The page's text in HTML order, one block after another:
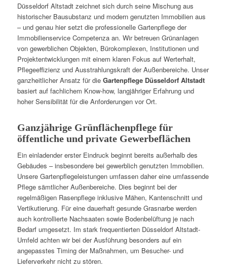
Düsseldorf Altstadt zeichnet sich durch seine Mischung aus
historischer Bausubstanz und modern genutzten Immobilien aus
– und genau hier setzt die professionelle Gartenpflege der
Immobilienservice Competenza an. Wir betreuen Grünanlagen
von gewerblichen Objekten, Bürokomplexen, Institutionen und
Projektentwicklungen mit einem klaren Fokus auf Werterhalt,
Pflegeeffizienz und Ausstrahlungskraft der Außenbereiche. Unser
ganzheitlicher Ansatz für die Gartenpflege Düsseldorf Altstadt
basiert auf fachlichem Know-how, langjähriger Erfahrung und
hoher Sensibilität für die Anforderungen vor Ort.
Ganzjährige Grünflächenpflege für
öffentliche und private Gewerbeflächen
Ein einladender erster Eindruck beginnt bereits außerhalb des
Gebäudes – insbesondere bei gewerblich genutzten Immobilien.
Unsere Gartenpflegeleistungen umfassen daher eine umfassende
Pflege sämtlicher Außenbereiche. Dies beginnt bei der
regelmäßigen Rasenpflege inklusive Mähen, Kantenschnitt und
Vertikutierung. Für eine dauerhaft gesunde Grasnarbe werden
auch kontrollierte Nachsaaten sowie Bodenbelüftung je nach
Bedarf umgesetzt. Im stark frequentierten Düsseldorf Altstadt-
Umfeld achten wir bei der Ausführung besonders auf ein
angepasstes Timing der Maßnahmen, um Besucher- und
Lieferverkehr nicht zu stören.